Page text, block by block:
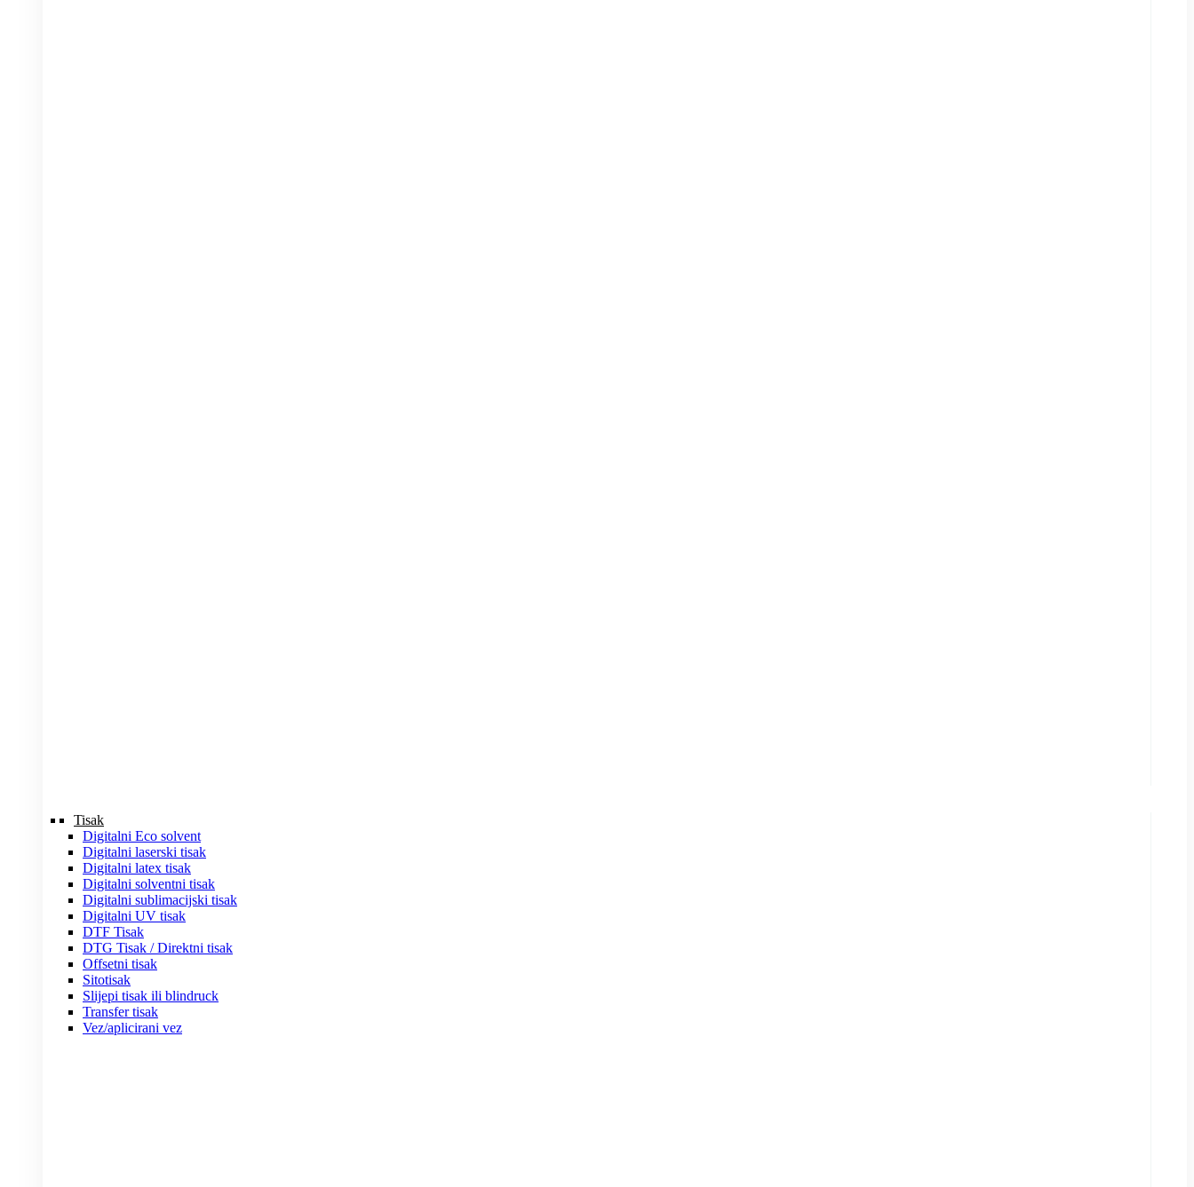
Tisak
Digitalni Eco solvent
Digitalni laserski tisak
Digitalni latex tisak
Digitalni solventni tisak
Digitalni sublimacijski tisak
Digitalni UV tisak
DTF Tisak
DTG Tisak / Direktni tisak
Offsetni tisak
Sitotisak
Slijepi tisak ili blindruck
Transfer tisak
Vez/aplicirani vez